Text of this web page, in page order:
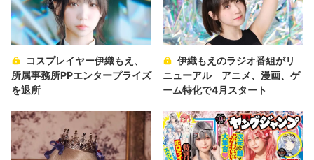
コスプレイヤー伊織もえ、
所属事務所PPエンタープライズ
を退所
伊織もえのラジオ番組がリ
ニューアル アニメ、漫画、ゲ
ーム特化で4月スタート